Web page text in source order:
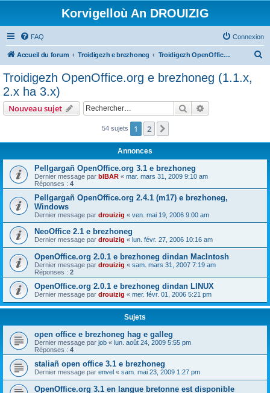
Korvigelloù An DROUIZIG
FAQ Connexion
Accueil du forum Troidigezh e brezhoneg Troidigezh OpenOffice.org e brezhoneg (1.1.x, 2.x ha 3.x)
c
Troidigezh OpenOffice.org e brezhoneg (1.1.x,
2.x ha 3.x)
Nouveau sujet Rechercher
54 sujets 1 2
Annonces
Pellgargañ OpenOffice.org 3.1 e brezhoneg
Dernier message par bIBAR « mar. mars 31, 2009 9:10 am
Réponses : 4
Pellgargañ OpenOffice.org 2.4.1 (m17) e brezhoneg,
Windows
Dernier message par drouizig « ven. mai 19, 2006 9:00 am
NeoOffice 2.1 e brezhoneg
Dernier message par drouizig « lun. févr. 27, 2006 10:16 am
OpenOffice.org 2.0.1 e brezhoneg dindan MacIntosh
Dernier message par drouizig « sam. mars 31, 2007 7:19 am
Réponses : 2
OpenOffice.org 2.0.1 e brezhoneg dindan LINUX
Dernier message par drouizig « mer. févr. 01, 2006 5:21 pm
Sujets
open office e brezhoneg hag e galleg
Dernier message par job « lun. août 24, 2009 5:55 pm
Réponses : 4
staliañ open office 3.1 e brezhoneg
Dernier message par envel « sam. mai 23, 2009 1:27 pm
OpenOffice.org 3.1 en langue bretonne est disponible